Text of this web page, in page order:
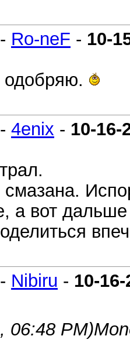
- Ro-neF - 10-
одобряю.
- 4enix - 10-16-
а вот
- Nibiru - 10-16-
06:48 PM)